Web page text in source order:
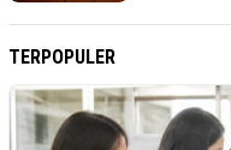
TERPOPULER